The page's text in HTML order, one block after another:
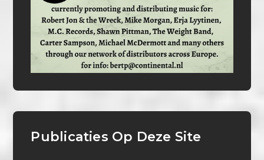
Publicaties Op Deze Site